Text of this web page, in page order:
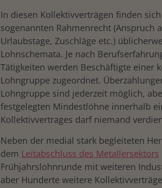
In diesen Kollektivverträgen finden
sogenannten Rahmenrecht (Anspruch
Urlaubstage, Zuschläge etc.)
Lohnschemata. Je nach
Tätigkeiten werden Beschäftigte einer
Lohngruppe zugeordnet.
Lohngruppe sind jederzeit möglich,
festgelegten Mindestlöhne innerhalb
Kollektivvertrages darf niemand
Neben der medial stark begleiteten
dem Leitabschluss des Metallersektors
Frühjahrslohnrunde mit weiteren
aber Hunderte weitere